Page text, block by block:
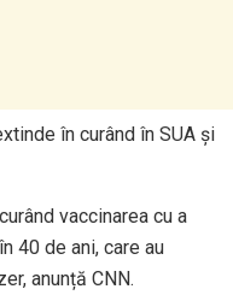
în curând în SUA și
vaccinarea cu a
40 de ani, care au
anunță CNN.